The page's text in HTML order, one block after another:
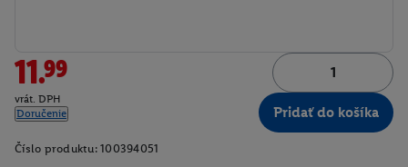
11.99
vrát. DPH
Doručenie
Pridať do košíka
Číslo produktu: 100394051